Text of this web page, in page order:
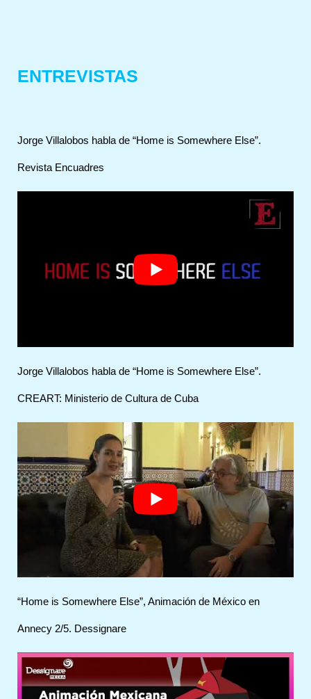
ENTREVISTAS
Jorge Villalobos habla de “Home is Somewhere Else”.
Revista Encuadres
Jorge Villalobos habla de “Home is Somewhere Else”.
CREART: Ministerio de Cultura de Cuba
“Home is Somewhere Else”, Animación de México en
Annecy 2/5. Dessignare